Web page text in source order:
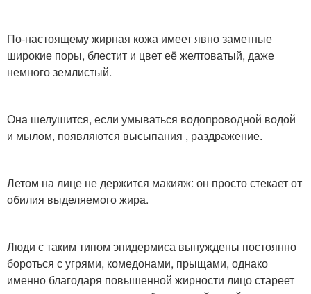
По-настоящему жирная кожа имеет явно заметные
широкие поры, блестит и цвет её желтоватый, даже
немного землистый.
Она шелушится, если умываться водопроводной водой
и мылом, появляются высыпания , раздражение.
Летом на лице не держится макияж: он просто стекает от
обилия выделяемого жира.
Люди с таким типом эпидермиса вынуждены постоянно
бороться с угрями, комедонами, прыщами, однако
именно благодаря повышенной жирности лицо стареет